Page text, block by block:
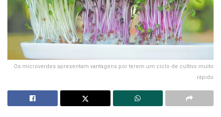
Os microverdes apresentam vantagens por terem um ciclo de cultivo muito
rápido